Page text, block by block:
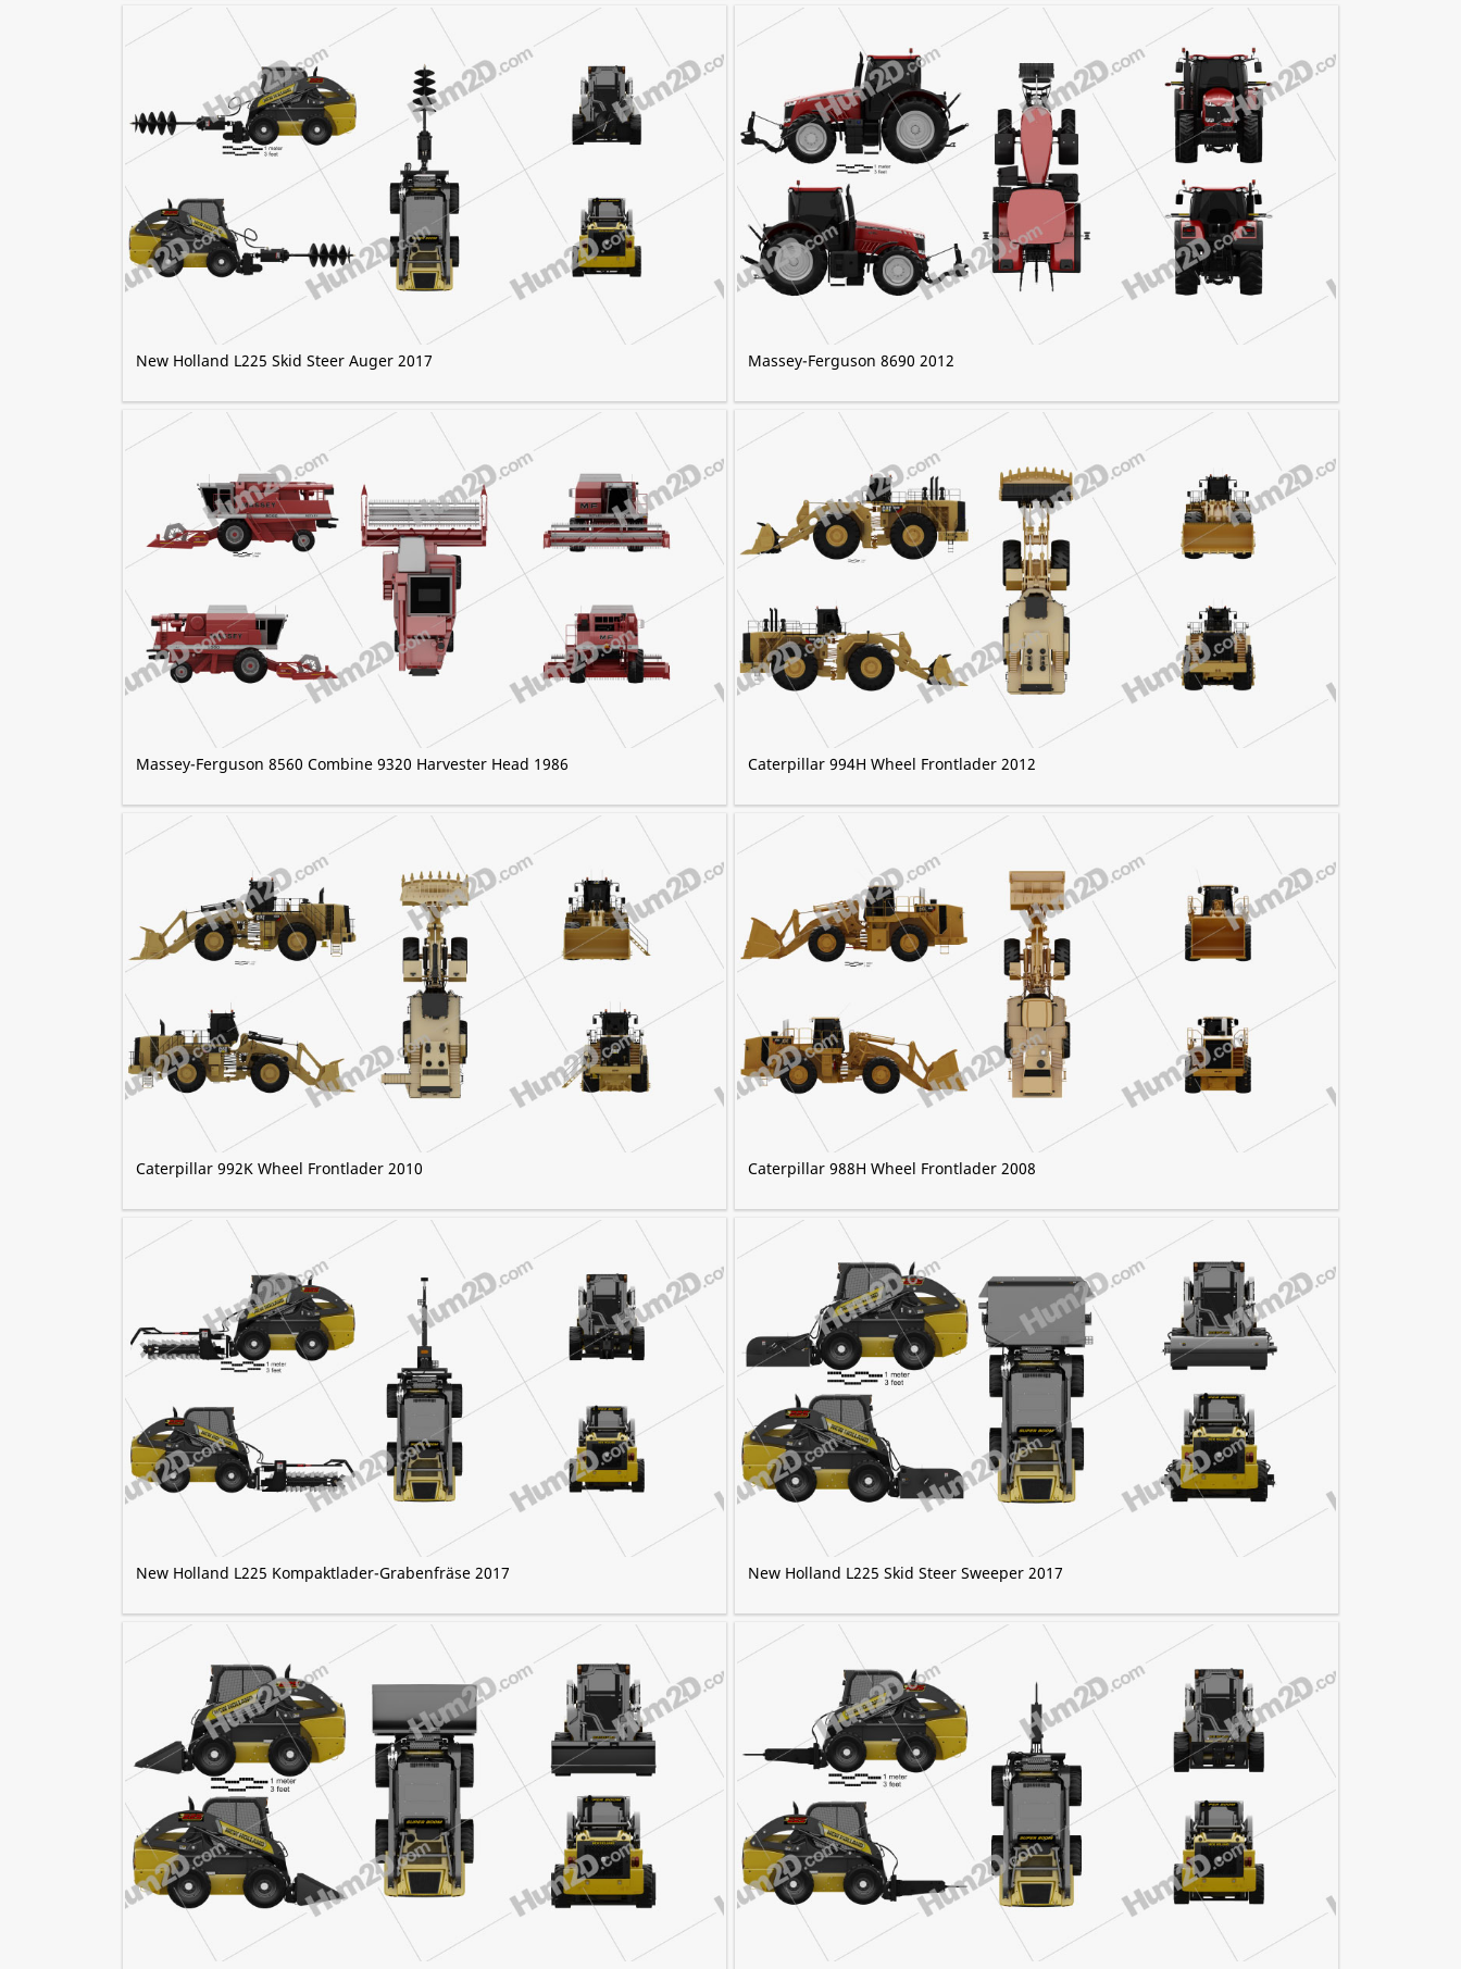
New Holland L225 Skid Steer Auger 2017 Massey-Ferguson 8690 2012
Massey-Ferguson 8560 Combine 9320 Harvester Head 1986 Caterpillar 994H Wheel Frontlader 2012
Caterpillar 992K Wheel Frontlader 2010 Caterpillar 988H Wheel Frontlader 2008
New Holland L225 Kompaktlader-Grabenfräse 2017 New Holland L225 Skid Steer Sweeper 2017